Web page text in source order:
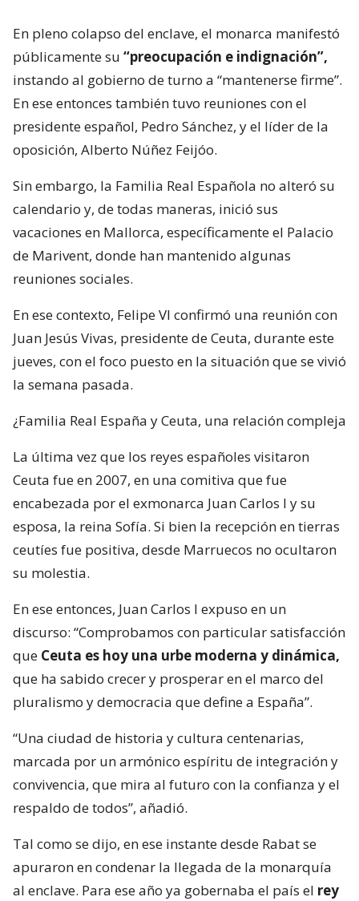
En pleno colapso del enclave, el monarca manifestó
públicamente su “preocupación e indignación”,
instando al gobierno de turno a “mantenerse firme”.
En ese entonces también tuvo reuniones con el
presidente español, Pedro Sánchez, y el líder de la
oposición, Alberto Núñez Feijóo.
Sin embargo, la Familia Real Española no alteró su
calendario y, de todas maneras, inició sus
vacaciones en Mallorca, específicamente el Palacio
de Marivent, donde han mantenido algunas
reuniones sociales.
En ese contexto, Felipe VI confirmó una reunión con
Juan Jesús Vivas, presidente de Ceuta, durante este
jueves, con el foco puesto en la situación que se vivió
la semana pasada.
¿Familia Real España y Ceuta, una relación compleja
La última vez que los reyes españoles visitaron
Ceuta fue en 2007, en una comitiva que fue
encabezada por el exmonarca Juan Carlos I y su
esposa, la reina Sofía. Si bien la recepción en tierras
ceutíes fue positiva, desde Marruecos no ocultaron
su molestia.
En ese entonces, Juan Carlos I expuso en un
discurso: “Comprobamos con particular satisfacción
que Ceuta es hoy una urbe moderna y dinámica,
que ha sabido crecer y prosperar en el marco del
pluralismo y democracia que define a España”.
“Una ciudad de historia y cultura centenarias,
marcada por un armónico espíritu de integración y
convivencia, que mira al futuro con la confianza y el
respaldo de todos”, añadió.
Tal como se dijo, en ese instante desde Rabat se
apuraron en condenar la llegada de la monarquía
al enclave. Para ese año ya gobernaba el país el rey